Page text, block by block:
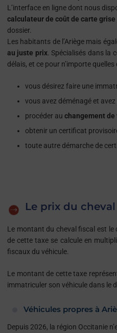
L’interface en ligne dont nous
calculateur de coût de carte grise
dossier.
Les habitants de l’Ariège mais
au juste prix. Spécialisés dans la
délais, et ce pour n’importe quelles
vous désirez faire une
vous avez déménagé et
procéder au changement
obtenir un certificat
toute autre démarche de
Le prix du
Le montant du cheval fiscal est
de cette taxe se calcule en
fiscaux du véhicule.
Le montant de cette taxe
immatriculer son véhicule dans le
Véhicules propres à
Depuis 2026, la région Occitanie